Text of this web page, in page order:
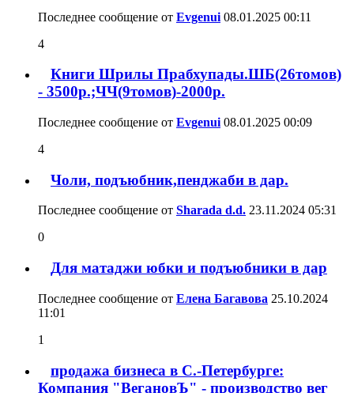
Последнее сообщение от Evgenui 08.01.2025 00:11
4
Книги Шрилы Прабхупады.ШБ(26томов)
- 3500р.;ЧЧ(9томов)-2000р.
Последнее сообщение от Evgenui 08.01.2025 00:09
4
Чоли, подъюбник,пенджаби в дар.
Последнее сообщение от Sharada d.d. 23.11.2024 05:31
0
Для матаджи юбки и подъюбники в дар
Последнее сообщение от Елена Багавова 25.10.2024
11:01
1
продажа бизнеса в С.-Петербурге:
Компания "ВегановЪ" - производство вег